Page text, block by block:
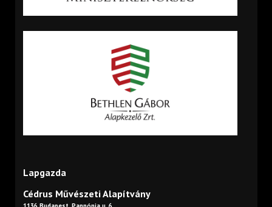
Lapgazda
Cédrus Művészeti Alapítvány